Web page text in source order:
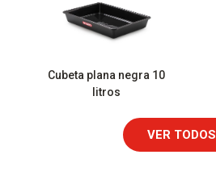
Cubeta plana negra 10
litros
VER TODOS